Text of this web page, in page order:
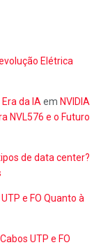
Elétrica
da IAem NVIDIA
NVL576 e o Futuro
de data center?
e FO Quanto à
UTP e FO